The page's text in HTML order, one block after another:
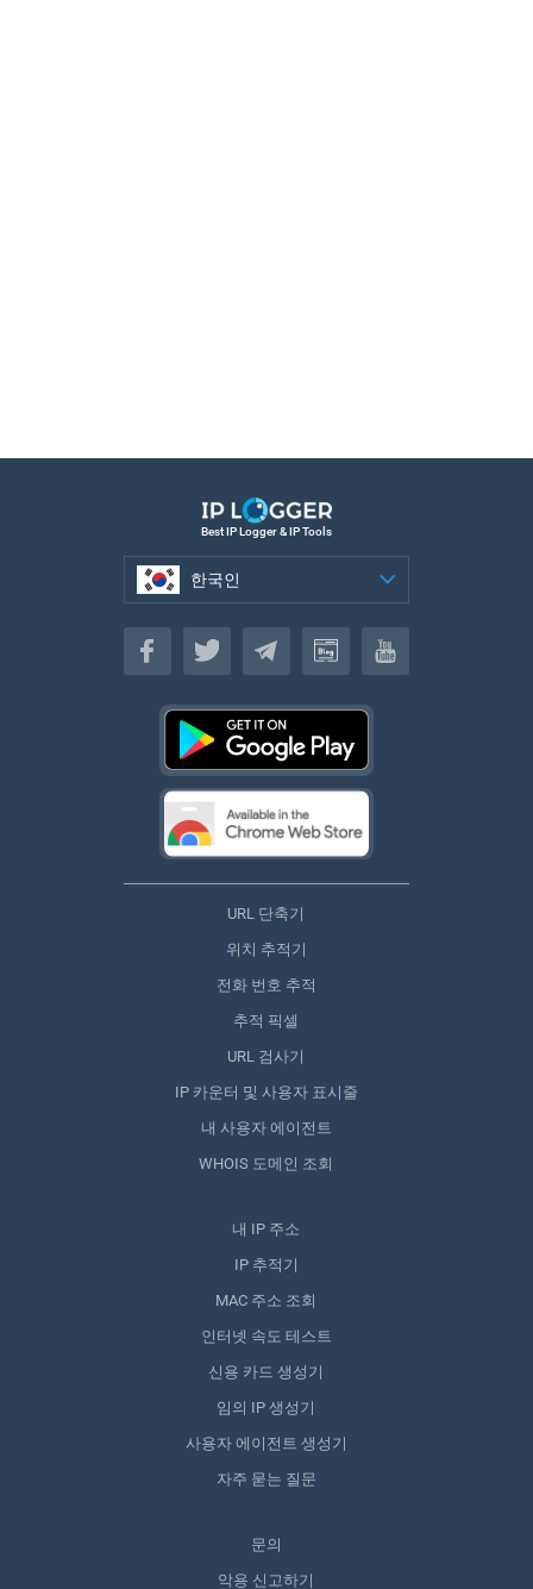
Best IP Logger & IP Tools
한국인
한국인
URL 단축기
위치 추적기
전화 번호 추적
추적 픽셀
URL 검사기
IP 카운터 및 사용자 표시줄
내 사용자 에이전트
WHOIS 도메인 조회
내 IP 주소
IP 추적기
MAC 주소 조회
인터넷 속도 테스트
신용 카드 생성기
임의 IP 생성기
사용자 에이전트 생성기
자주 묻는 질문
문의
악용 신고하기